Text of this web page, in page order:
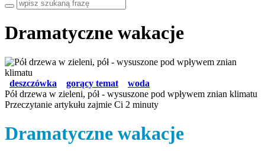
Dramatyczne wakacje
deszczówka gorący temat
woda
Pół drzewa w zieleni, pół - wysuszone pod wpływem znian klimatu
Przeczytanie artykułu zajmie Ci 2 minuty
Dramatyczne wakacje